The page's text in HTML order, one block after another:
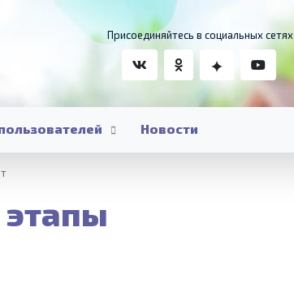
Присоединяйтесь в социальных сетях
Новости